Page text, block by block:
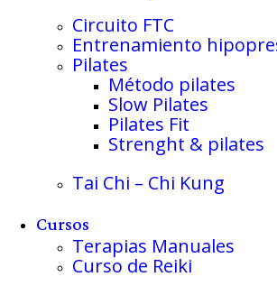
Circuito FTC
Entrenamiento
Pilates
Método pilates
Slow Pilates
Pilates Fit
Strenght & pilates
Tai Chi – Chi Kung
Cursos
Terapias Manuales
Curso de Reiki